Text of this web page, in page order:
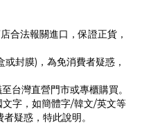
合法報關進口，保證正貨，
封膜)，為免消費者疑惑，
台灣直營門市或專櫃購買。
字，如簡體字/韓文/英文等
疑惑，特此說明。